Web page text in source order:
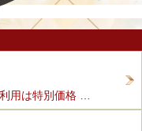
用は特別価格 …